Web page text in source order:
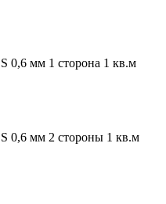
0,6 мм 1 сторона 1 кв.м
0,6 мм 2 стороны 1 кв.м